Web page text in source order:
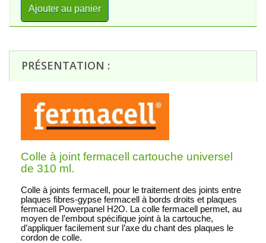
Ajouter au panier
PRÉSENTATION :
Colle à joint fermacell cartouche universel
de 310 ml.
Colle à joints fermacell, pour le traitement des joints entre
plaques fibres-gypse fermacell à bords droits et plaques
fermacell Powerpanel H2O. La colle fermacell permet, au
moyen de l’embout spécifique joint à la cartouche,
d’appliquer facilement sur l’axe du chant des plaques le
cordon de colle.